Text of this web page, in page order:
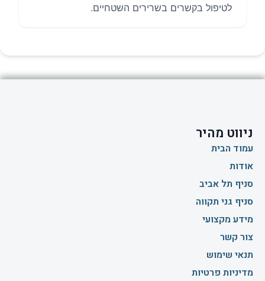
לטיפול בקשרים בשרירים השטחיים.
ניווט מהיר
עמוד הבית
אודות
סניף תל אביב
סניף גני תקווה
מידע מקצועי
צור קשר
תנאי שימוש
מדיניות פרטיות